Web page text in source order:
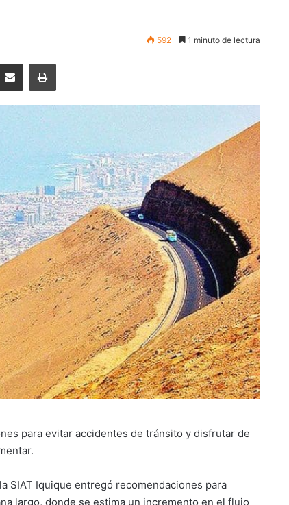
592 1 minuto de lectura
Enviar vía email Imprimir
para evitar accidentes de tránsito y disfrutar de
SIAT Iquique entregó recomendaciones para
largo, donde se estima un incremento en el flujo